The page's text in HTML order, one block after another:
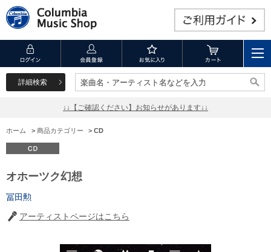
詳細検索 楽曲名・アーティスト名などを入力
楽曲名・アーティスト名などを入力
↓↓【ご確認ください】お知らせがあります↓↓
ホーム > 商品カテゴリー > CD
オホーツク幻想
冨田勲
アーティストページはこちら